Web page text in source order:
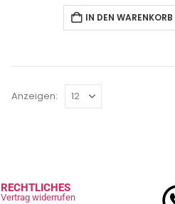
IN DEN WARENKORB
Anzeigen:
RECHTLICHES
Vertrag widerrufen